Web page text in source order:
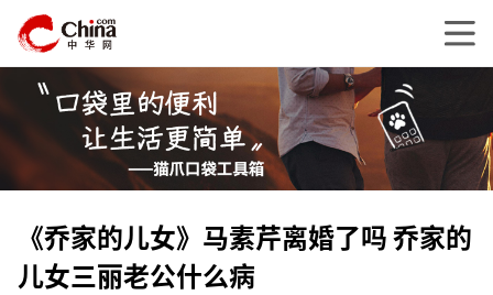
《乔家的儿女》马素芹离婚了吗 乔家的
儿女三丽老公什么病